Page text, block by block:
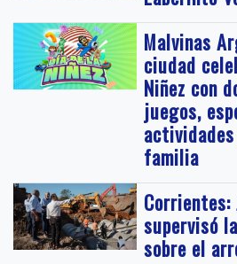
Malvinas
ciudad
Niñez con
juegos,
familia
Corrientes:
supervisó
sobre el